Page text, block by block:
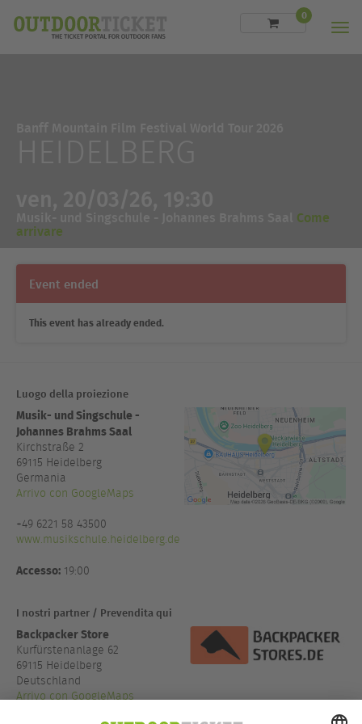
0
Come
arrivare
Event ended
This event has already ended.
Luogo della proiezione
Musik- und Singschule -
Johannes Brahms Saal
Kirchstraße 2
69115 Heidelberg
Germania
Arrivo con GoogleMaps
+49 6221 58 43500
www.musikschule.heidelberg.de
Accesso: 19:00
I nostri partner / Prevendita qui
Backpacker Store
Kurfürstenanlage 62
69115 Heidelberg
Deutschland
Arrivo con GoogleMaps